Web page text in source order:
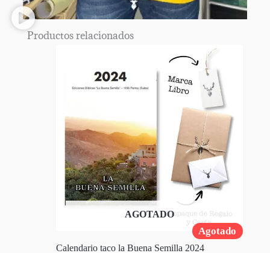
Productos relacionados
Agotado
AGOTADO
Calendario taco la Buena Semilla 2024